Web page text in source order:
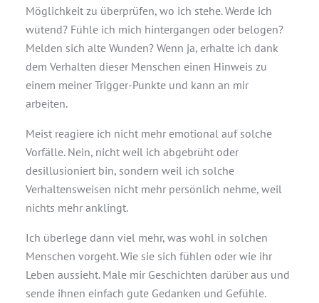
Möglichkeit zu überprüfen, wo ich stehe. Werde ich
wütend? Fühle ich mich hintergangen oder belogen?
Melden sich alte Wunden? Wenn ja, erhalte ich dank
dem Verhalten dieser Menschen einen Hinweis zu
einem meiner Trigger-Punkte und kann an mir
arbeiten.
Meist reagiere ich nicht mehr emotional auf solche
Vorfälle. Nein, nicht weil ich abgebrüht oder
desillusioniert bin, sondern weil ich solche
Verhaltensweisen nicht mehr persönlich nehme, weil
nichts mehr anklingt.
Ich überlege dann viel mehr, was wohl in solchen
Menschen vorgeht. Wie sie sich fühlen oder wie ihr
Leben aussieht. Male mir Geschichten darüber aus und
sende ihnen einfach gute Gedanken und Gefühle.